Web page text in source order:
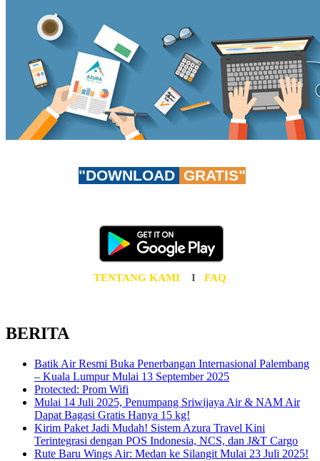
"DOWNLOAD GRATIS"
TENTANG KAMI I FAQ
BERITA
Batik Air Resmi Buka Penerbangan Internasional Palembang
– Kuala Lumpur Mulai 13 September 2025
Protected: Prom Wifi
Mulai 14 Juli 2025, Penumpang Sriwijaya Air & NAM Air
Dapat Bagasi Gratis Hanya 15 kg!
Kirim Paket Jadi Mudah! Sistem Azura Travel Kini
Terintegrasi dengan POS Indonesia, NCS, dan J&T Cargo
Rute Baru Wings Air: Medan ke Silangit Mulai 23 Juli 2025!